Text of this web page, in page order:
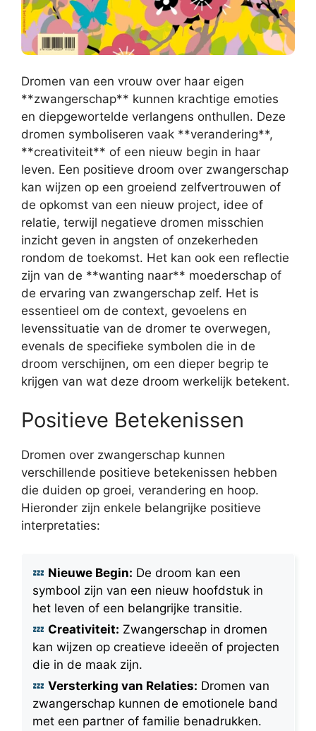
Dromen van een vrouw over haar eigen
**zwangerschap** kunnen krachtige emoties
en diepgewortelde verlangens onthullen. Deze
dromen symboliseren vaak **verandering**,
**creativiteit** of een nieuw begin in haar
leven. Een positieve droom over zwangerschap
kan wijzen op een groeiend zelfvertrouwen of
de opkomst van een nieuw project, idee of
relatie, terwijl negatieve dromen misschien
inzicht geven in angsten of onzekerheden
rondom de toekomst. Het kan ook een reflectie
zijn van de **wanting naar** moederschap of
de ervaring van zwangerschap zelf. Het is
essentieel om de context, gevoelens en
levenssituatie van de dromer te overwegen,
evenals de specifieke symbolen die in de
droom verschijnen, om een dieper begrip te
krijgen van wat deze droom werkelijk betekent.
Positieve Betekenissen
Dromen over zwangerschap kunnen
verschillende positieve betekenissen hebben
die duiden op groei, verandering en hoop.
Hieronder zijn enkele belangrijke positieve
interpretaties:
Nieuwe Begin: De droom kan een
symbool zijn van een nieuw hoofdstuk in
het leven of een belangrijke transitie.
Creativiteit: Zwangerschap in dromen
kan wijzen op creatieve ideeën of projecten
die in de maak zijn.
Versterking van Relaties: Dromen van
zwangerschap kunnen de emotionele band
met een partner of familie benadrukken.